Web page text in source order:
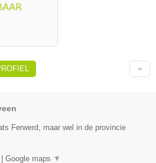
Ferwerd, maar wel in de provincie
Google maps ▼